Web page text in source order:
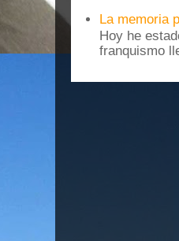
La memoria
Hoy he
franquismo